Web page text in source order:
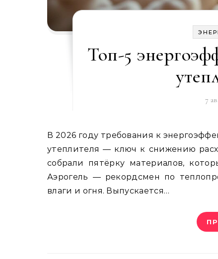
Топ-5
7
В 2026 году требования к энергоэффективности жилья стали ещё строже. Правильный выбор
утеплителя — ключ к снижению
собрали пятёрку материалов,
Аэрогель — рекордсмен по
влаги и огня. Выпускается…